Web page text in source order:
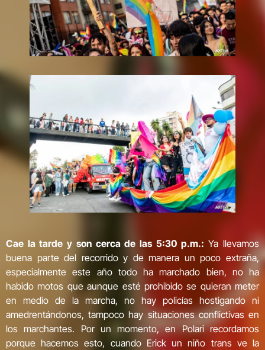
Cae la tarde y son cerca de las 5:30 p.m.: Ya llevamos
buena parte del recorrido y de manera un poco extraña,
especialmente este año todo ha marchado bien, no ha
habido motos que aunque esté prohibido se quieran meter
en medio de la marcha, no hay policías hostigando ni
amedrentándonos, tampoco hay situaciones conflictivas en
los marchantes. Por un momento, en Polari recordamos
porque hacemos esto, cuando Erick un niño trans ve la